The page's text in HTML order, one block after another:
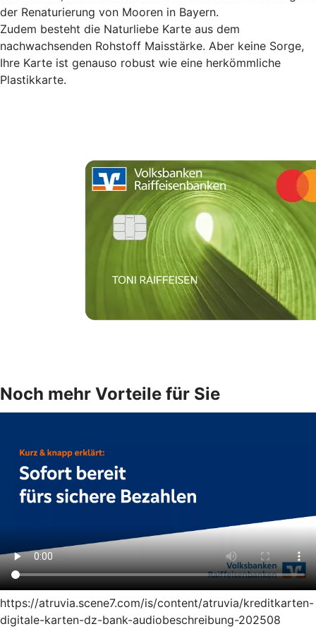
der Renaturierung von Mooren in Bayern.
Zudem besteht die Naturliebe Karte aus dem
nachwachsenden Rohstoff Maisstärke. Aber keine Sorge,
Ihre Karte ist genauso robust wie eine herkömmliche
Plastikkarte.
Noch mehr Vorteile für Sie
https://atruvia.scene7.com/is/content/atruvia/kreditkarten-
digitale-karten-dz-bank-audiobeschreibung-202508